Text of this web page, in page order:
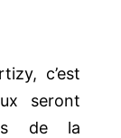
c’est
seront
de la